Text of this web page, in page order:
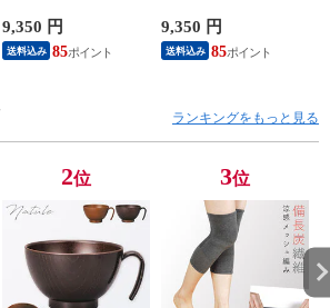
ンツ 春夏用【一般医
療機器】部屋着 肩こ
り 冷え性 疲れが取
ームウェア リカバリ
9,350 円
送料込み 85
ンツ 春夏用【一般医
療機器】部屋着 肩こ
り 冷え性 疲れが取
パが良い お得 安い
ームウェア リカバリ
9,350 円
送料込み 85
ランキングをもっと見る
2位 3位